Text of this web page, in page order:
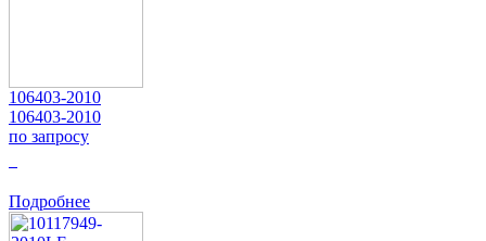
106403-2010
106403-2010
по запросу
Подробнее